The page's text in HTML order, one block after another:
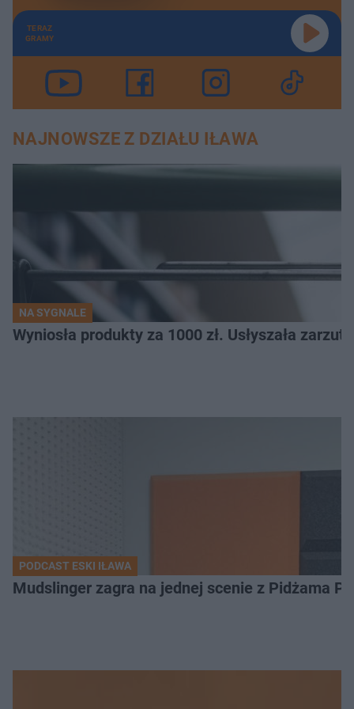
TERAZ
GRAMY
NAJNOWSZE Z DZIAŁU IŁAWA
NA SYGNALE
Wyniosła produkty za 1000 zł. Usłyszała zarzuty
PODCAST ESKI IŁAWA
Mudslinger zagra na jednej scenie z Pidżama